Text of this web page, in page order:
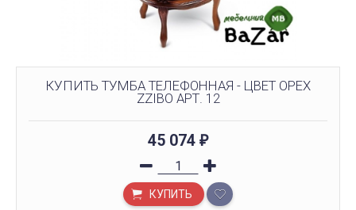
КУПИТЬ ТУМБА ТЕЛЕФОННАЯ - ЦВЕТ ОРЕХ
ZZIBO АРТ. 12
45 074 ₽
КУПИТЬ